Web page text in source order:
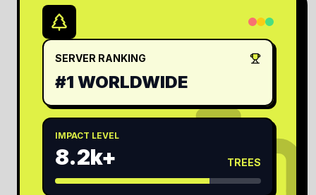
SERVER RANKING
#1 WORLDWIDE
IMPACT LEVEL
8.2k+ TREES